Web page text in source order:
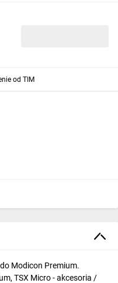
od TIM
Modicon Premium.
TSX Micro - akcesoria /